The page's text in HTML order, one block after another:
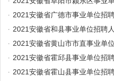
· 2021安徽省广德市事业单位招
· 2021安徽省和县事业单位招聘
· 2021安徽省黄山市市直事业单
· 2021安徽省霍邱县事业单位招
· 2021安徽省霍山县事业单位招